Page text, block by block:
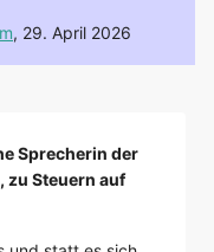
, 29. April 2026
Sprecherin der
zu Steuern auf